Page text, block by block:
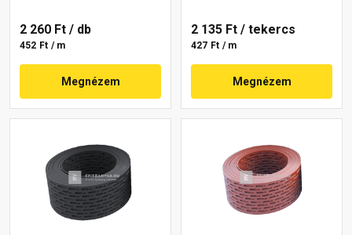
2 260 Ft / db
452 Ft / m
Megnézem
2 135 Ft / tekercs
427 Ft / m
Megnézem